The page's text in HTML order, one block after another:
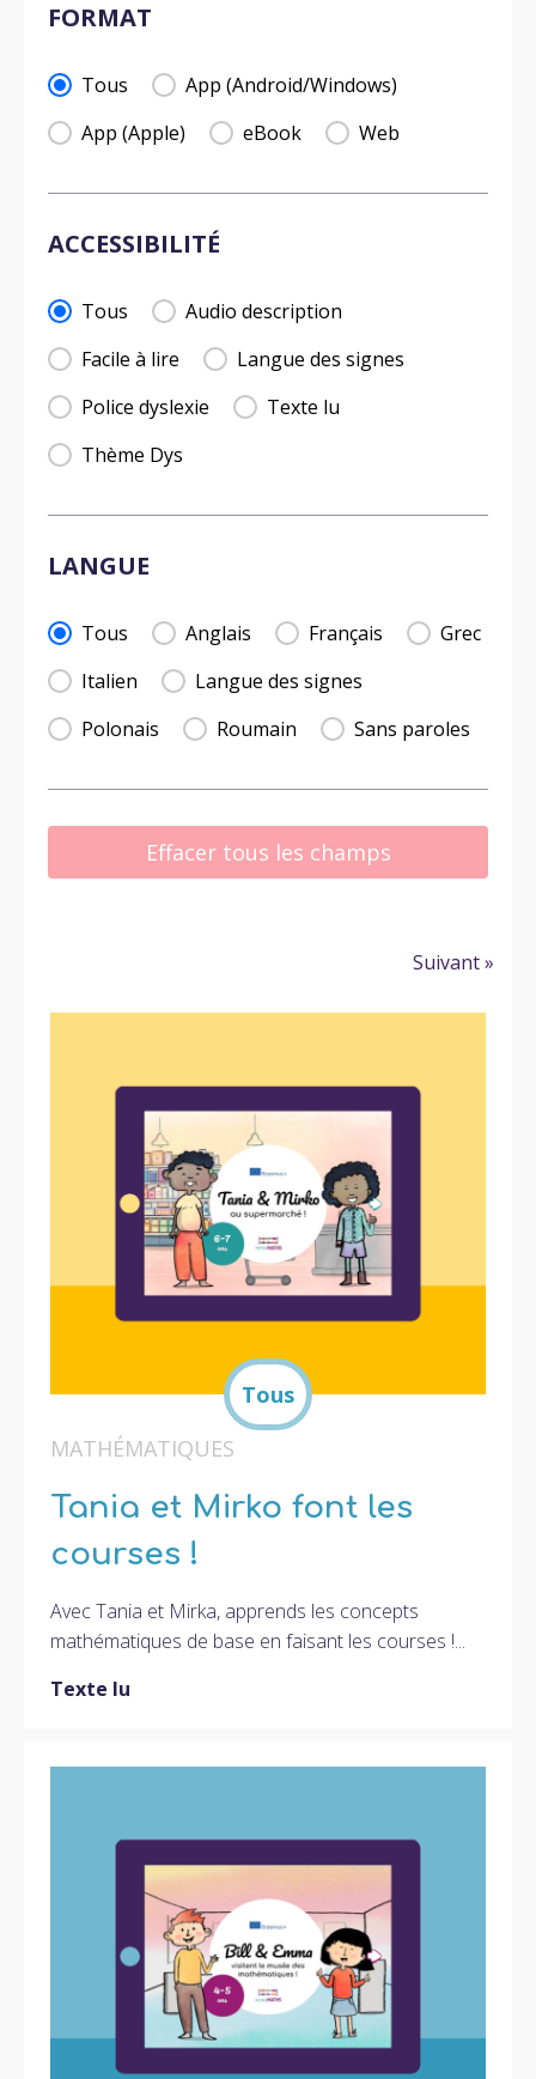
FORMAT
FORMAT
Tous
App (Android/Windows)
App (Apple)
eBook Web
ACCESSIBILITÉ
ACCESSIBILITÉ
Tous
Audio description
Facile à lire
Langue des signes
Police dyslexie
Texte lu
Thème Dys
LANGUE
LANGUE
Tous Anglais Français
Grec
Italien
Langue des signes
Polonais
Roumain Sans paroles
Effacer tous les champs
Suivant »
MATHÉMATIQUES
Tania et Mirko font les
courses !
Avec Tania et Mirka, apprends les concepts
mathématiques de base en faisant les courses !...
Texte lu